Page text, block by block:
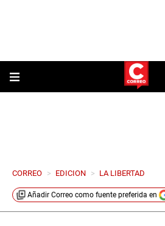
CORREO > EDICION > LA LIBERTAD
Añadir Correo como fuente preferida en